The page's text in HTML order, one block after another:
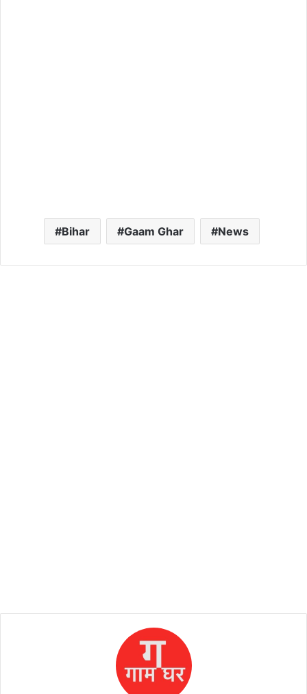
Bihar Gaam Ghar News